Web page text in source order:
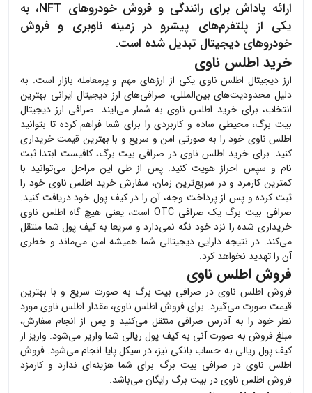
ارائه پاداش برای رانندگی و فروش خودروهای NFT، به
یکی از پلتفرم‌های پیشرو در زمینه ناوبری و فروش
خودروهای دیجیتال تبدیل شده است.
خرید اطلس ناوی
ارز دیجیتال اطلس ناوی یکی از ارزهای مهم و پرمعامله بازار است. به
دلیل محدودیت‌های بین‌المللی، صرافی‌های ارز دیجیتال ایرانی بهترین
انتخاب، برای خرید اطلس ناویبه شمار می‌آیند. صرافی ارز دیجیتال
بیت برگ، محیطی ساده و کاربردی را برای شما فراهم کرده تا بتوانید
اطلس ناوی خود را به صورتی امن و سریع و با بهترین قیمت خریداری
کنید. برای خرید اطلس ناوی در صرافی بیت برگ، کافیست ابتدا ثبت
نام و سپس احراز هویت کنید. پس از طی این مراحل می‌توانید با
کمترین کارمزد و در سریع‌ترین زمان، سفارش خرید اطلس ناوی خود را
ثبت کرده و پس از پرداخت وجه، آن را در کیف پول خود دریافت کنید.
صرافی بیت برگ یک صرافی OTC است، یعنی هیچ گاه
اطلس ناوی
خریداری شده را نزد خود نگه نمی‌دارد و سریعا به کیف پول شما منتقل
می‌کند. در نتیجه دارایی دیجیتالی شما همیشه امن می‌ماند و خطری
آن را تهدید نخواهد کرد.
فروش اطلس ناوی
فروش اطلس ناویدر صرافی بیت برگ به صورت سریع و با بهترین
قیمت صورت می‌گیرد. برای فروش اطلس ناوی، مقدار اطلس ناویمورد
نظر خود را به آدرس صرافی منتقل می‌کنید و پس از انجام سفارش،
مبلغ فروش به صورت آنی به کیف پول ریالی شما واریز می‌شود. واریز از
کیف پول ریالی به حساب بانکی نیز، در سیکل پایا انجام می‌شود. فروش
اطلس ناوی در صرافی بیت برگ برای شما هزینه‌ای ندارد و کارمزد
فروش اطلس ناویدر بیت برگ رایگان می‌باشد.